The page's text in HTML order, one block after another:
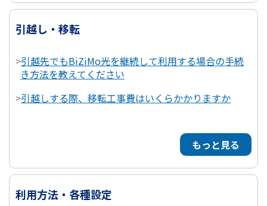
引越し・移転
>引越先でもBiZiMo光を継続して利用する場合の手続
き方法を教えてください
>引越しする際、移転工事費はいくらかかりますか
もっと見る
利用方法・各種設定